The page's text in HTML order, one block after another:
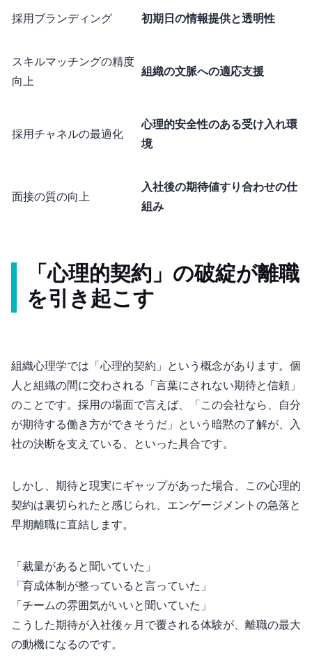
採用ブランディング 初期90日の情報提供と透明性
スキルマッチングの精度
向上
組織の文脈への適応支援
採用チャネルの最適化
心理的安全性のある受け入れ環
境
面接の質の向上
入社後の期待値すり合わせの仕
組み
「心理的契約」の破綻が離職
を引き起こす
組織心理学では「心理的契約」という概念があります。個
人と組織の間に交わされる「言葉にされない期待と信頼」
のことです。採用の場面で言えば、「この会社なら、自分
が期待する働き方ができそうだ」という暗黙の了解が、入
社の決断を支えている、といった具合です。
しかし、期待と現実にギャップがあった場合、この心理的
契約は裏切られたと感じられ、エンゲージメントの急落と
早期離職に直結します。
「裁量があると聞いていた」
「育成体制が整っていると言っていた」
「チームの雰囲気がいいと聞いていた」
こうした期待が入社後3ヶ月で覆される体験が、離職の最大
の動機になるのです。